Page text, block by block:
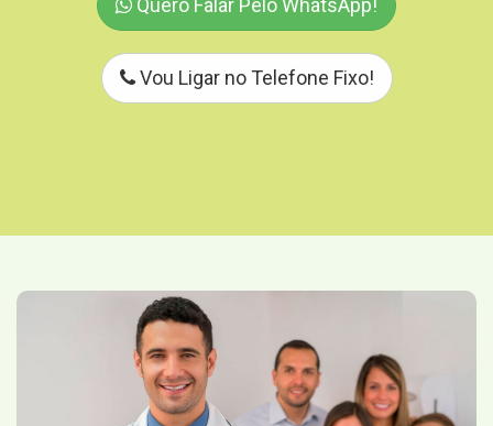
Quero Falar Pelo WhatsApp!
Vou Ligar no Telefone Fixo!